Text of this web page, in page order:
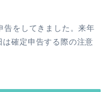
告をしてきました。来年
確定申告する際の注意